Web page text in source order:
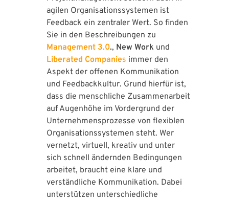
agilen Organisationssystemen ist
Feedback ein zentraler Wert. So finden
Sie in den Beschreibungen zu
Management 3.0., New Work und
Liberated Companies immer den
Aspekt der offenen Kommunikation
und Feedbackkultur. Grund hierfür ist,
dass die menschliche Zusammenarbeit
auf Augenhöhe im Vordergrund der
Unternehmensprozesse von flexiblen
Organisationssystemen steht. Wer
vernetzt, virtuell, kreativ und unter
sich schnell ändernden Bedingungen
arbeitet, braucht eine klare und
verständliche Kommunikation. Dabei
unterstützen unterschiedliche